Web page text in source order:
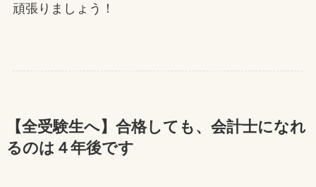
頑張りましょう！
【全受験生へ】合格しても、会計士になれ
るのは４年後です